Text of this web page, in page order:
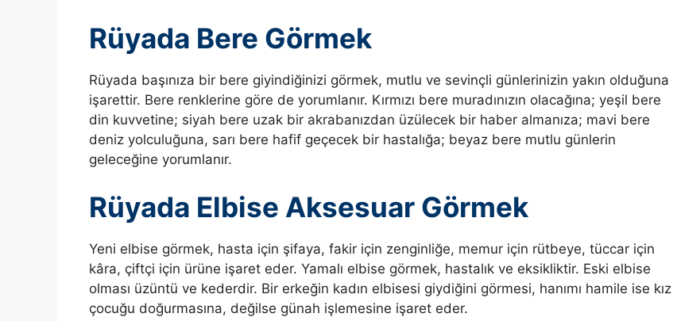
Rüyada Bere Görmek
Rüyada başınıza bir bere giyindiğinizi görmek, mutlu ve sevinçli günlerinizin yakın olduğuna
işarettir. Bere renklerine göre de yorumlanır. Kırmızı bere muradınızın olacağına; yeşil bere
din kuvvetine; siyah bere uzak bir akrabanızdan üzülecek bir haber almanıza; mavi bere
deniz yolculuğuna, sarı bere hafif geçecek bir hastalığa; beyaz bere mutlu günlerin
geleceğine yorumlanır.
Rüyada Elbise Aksesuar Görmek
Yeni elbise görmek, hasta için şifaya, fakir için zenginliğe, memur için rütbeye, tüccar için
kâra, çiftçi için ürüne işaret eder. Yamalı elbise görmek, hastalık ve eksikliktir. Eski elbise
olması üzüntü ve kederdir. Bir erkeğin kadın elbisesi giydiğini görmesi, hanımı hamile ise kız
çocuğu doğurmasına, değilse günah işlemesine işaret eder.